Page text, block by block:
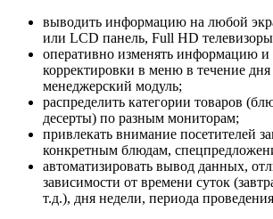
выводить информацию на любой
или LCD панель, Full HD
оперативно изменять информацию и
корректировки в меню в течение дня
менеджерский модуль;
распределить категории товаров
десерты) по разным мониторам;
привлекать внимание посетителей
конкретным блюдам,
автоматизировать вывод данных,
зависимости от времени суток
т.д.), дня недели, периода